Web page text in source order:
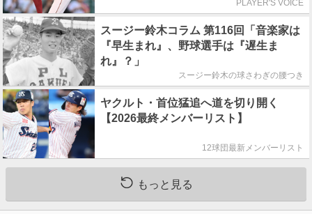
PLAYER'S VOICE
スージー鈴木コラム 第116回「音楽家は
『早生まれ』、野球選手は『遅生ま
れ』？」
スージー鈴木の球さわぎの腰つき
ヤクルト・首位猛追へ道を切り開く
【2026最終メンバーリスト】
12球団最新メンバーリスト
もっと見る